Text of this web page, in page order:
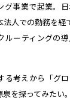
グ事業で起業。
人での勤務を経
ルーティングの
る考えから「グ
を探ってみたい。